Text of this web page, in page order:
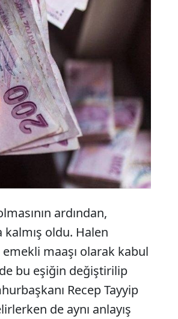
enflasyonla birlikte yılbaşında
memur ve emekliler, en
bir artış bekliyor.
ardından,
oldu. Halen
maaşı olarak kabul
bu eşiğin değiştirilip
Recep Tayyip
de aynı anlayış